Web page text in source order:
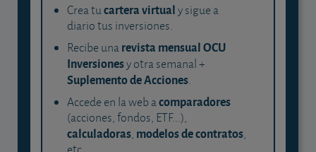
Crea tucartera virtualy sigue a
diario tus inversiones.
Recibe unarevista mensual OCU
Inversionesy otra semanal +
Suplemento de Acciones.
Accede en la web acomparadores
(acciones, fondos, ETF...),
calculadoras, modelos de contratos,